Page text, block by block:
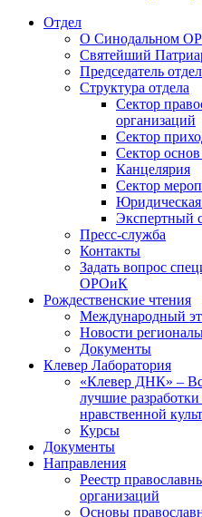
Отдел
О Синодальном
Святейший
Председатель
Структура отдела
Сектор
организаций
Сектор
Сектор
Канцелярия
Сектор
Экспертный
Пресс-служба
Контакты
Задать вопрос
ОРОиК
Рождественские чтения
Международный
Новости
Документы
Клевер Лаборатория
«Клевер ДНК» –
лучшие
нравственной
Курсы
Документы
Направления
Реестр
организаций
Основы